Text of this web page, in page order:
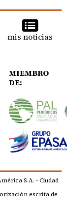
mis noticias
MIEMBRO
DE:
S.A. - Ciudad
escrita de